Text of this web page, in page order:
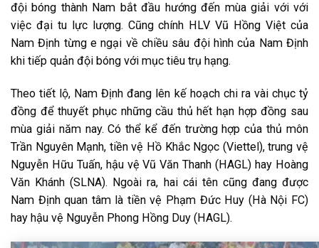
đội bóng thành Nam bắt đầu hướng đến mùa giải với với
việc đại tu lực lượng. Cũng chính HLV Vũ Hồng Việt của
Nam Định từng e ngại về chiều sâu đội hình của Nam Định
khi tiếp quản đội bóng với mục tiêu trụ hạng.
Theo tiết lộ, Nam Định đang lên kế hoạch chi ra vài chục tỷ
đồng để thuyết phục những cầu thủ hết hạn hợp đồng sau
mùa giải năm nay. Có thể kể đến trường hợp của thủ môn
Trần Nguyên Mạnh, tiền vệ Hồ Khắc Ngọc (Viettel), trung vệ
Nguyễn Hữu Tuấn, hậu vệ Vũ Văn Thanh (HAGL) hay Hoàng
Văn Khánh (SLNA). Ngoài ra, hai cái tên cũng đang được
Nam Định quan tâm là tiền vệ Phạm Đức Huy (Hà Nội FC)
hay hậu vệ Nguyễn Phong Hồng Duy (HAGL).